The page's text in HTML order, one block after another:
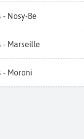
- Nosy-Be
- Marseille
- Moroni